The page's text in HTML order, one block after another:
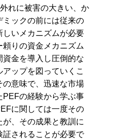
れに被害の大きい、か
ックの前には従来の
いメカニズムが必要
りの資金メカニズム
金を導入し圧倒的な
ップを図っていくこ
の意味で、迅速な市場
の経験から学ぶ事
に関しては一度その
、その成果と教訓に
されることが必要で